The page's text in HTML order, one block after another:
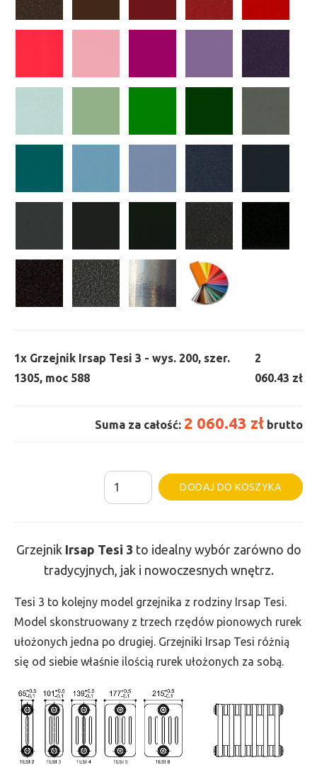
1x Grzejnik Irsap Tesi 3 - wys. 200, szer.
1305, moc 588
2
060.43 zł
Suma za całość: 2 060.43 zł brutto
ilość
Grzejnik
-
wys.
200,
szer.
1305,
588
DODAJ DO KOSZYKA
Grzejnik Irsap Tesi 3 to idealny wybór zarówno do
tradycyjnych, jak i nowoczesnych wnętrz.
Tesi 3 to kolejny model grzejnika z rodziny Irsap Tesi.
Model skonstruowany z trzech rzędów pionowych rurek
ułożonych jedna po drugiej. Grzejniki Irsap Tesi różnią
się od siebie właśnie ilością rurek ułożonych za sobą.